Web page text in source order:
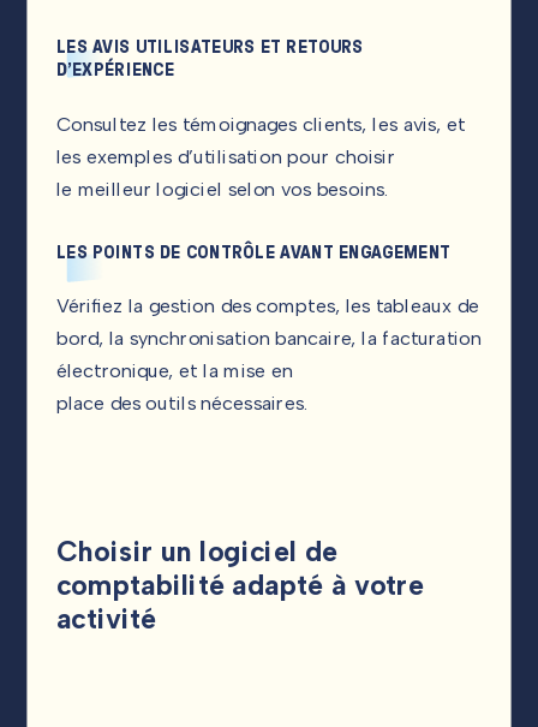
LES AVIS UTILISATEURS ET RETOURS
D’EXPÉRIENCE
Consultez les témoignages clients, les avis, et
les exemples d’utilisation pour choisir
le meilleur logiciel selon vos besoins.
LES POINTS DE CONTRÔLE AVANT ENGAGEMENT
Vérifiez la gestion des comptes, les tableaux de
bord, la synchronisation bancaire, la facturation
électronique, et la mise en
place des outils nécessaires.
Choisir un logiciel de
comptabilité adapté à votre
activité